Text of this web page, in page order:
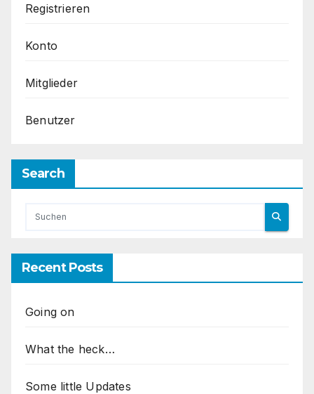
Registrieren
Konto
Mitglieder
Benutzer
Search
Recent Posts
Going on
What the heck…
Some little Updates